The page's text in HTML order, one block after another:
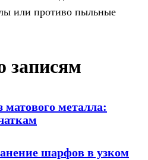
или противо пыльные
записям
металла:
шарфов в узком